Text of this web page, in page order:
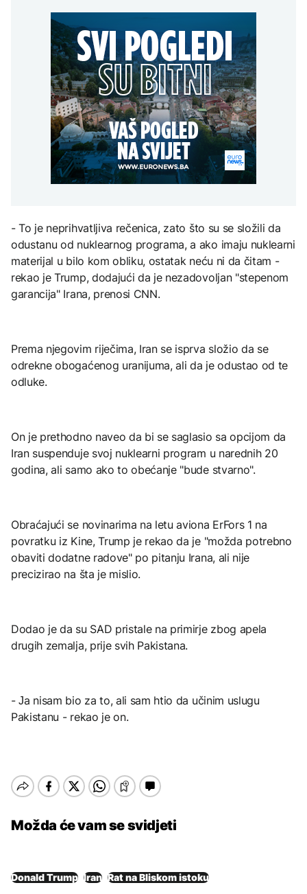
otežava gašenje iz zraka
AKTUELNO
Požar kod Konjica i dalje
aktivan, gust dim
otežava gašenje iz zraka
kontrolisala više od 300
plaža zbog nelegalnog
zauzimanja obale
ultimatum Italiji da ukine
FOKUS
Amerikanci
upozoravaju: Putin bi
mogao testirati NATO
ograničenim napadom,
najveći rizik od jeseni
KULTURA
Rat i pijesak prijete
drevnim piramidama
Meroe u Sudanu
ZANIMLJIVOSTI
- To je neprihvatljiva rečenica, zato što su se složili da
odustanu od nuklearnog programa, a ako imaju nuklearni
materijal u bilo kom obliku, ostatak neću ni da čitam -
rekao je Trump, dodajući da je nezadovoljan "stepenom
garancija" Irana, prenosi CNN.
Prema njegovim riječima, Iran se isprva složio da se
odrekne obogaćenog uranijuma, ali da je odustao od te
odluke.
On je prethodno naveo da bi se saglasio sa opcijom da
Iran suspenduje svoj nuklearni program u narednih 20
godina, ali samo ako to obećanje "bude stvarno".
Obraćajući se novinarima na letu aviona ErFors 1 na
povratku iz Kine, Trump je rekao da je "možda potrebno
obaviti dodatne radove" po pitanju Irana, ali nije
precizirao na šta je mislio.
Dodao je da su SAD pristale na primirje zbog apela
drugih zemalja, prije svih Pakistana.
- Јa nisam bio za to, ali sam htio da učinim uslugu
Pakistanu - rekao je on.
Možda će vam se svidjeti
Donald Trump Iran Rat na Bliskom istoku